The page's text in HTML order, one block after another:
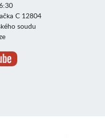
C 12804
soudu